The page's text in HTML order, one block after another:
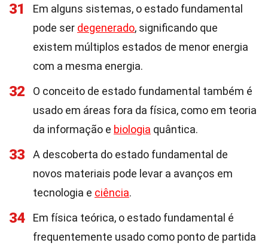
31
Em alguns sistemas, o estado fundamental
pode ser degenerado, significando que
existem múltiplos estados de menor energia
com a mesma energia.
32
O conceito de estado fundamental também é
usado em áreas fora da física, como em teoria
da informação e biologia quântica.
33
A descoberta do estado fundamental de
novos materiais pode levar a avanços em
tecnologia e ciência.
34
Em física teórica, o estado fundamental é
frequentemente usado como ponto de partida